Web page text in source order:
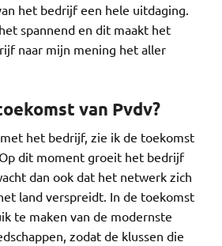
het bedrijf een hele uitdaging.
spannend en dit maakt het
naar mijn mening het aller
van Pvdv?
het bedrijf, zie ik de toekomst
dit moment groeit het bedrijf
dan ook dat het netwerk zich
land verspreidt. In de toekomst
te maken van de modernste
zodat de klussen die